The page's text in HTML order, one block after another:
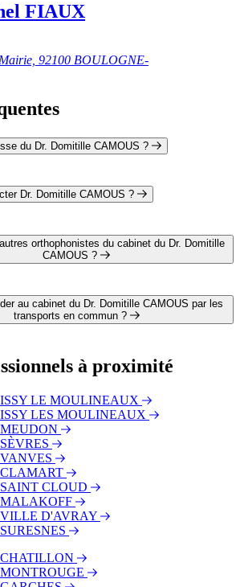
FIAUX
92100 BOULOGNE-
du Dr. Domitille CAMOUS ?
92100 BOULOGNE-BILLANCOURT
Dr. Domitille CAMOUS ?
05 95 21.
orthophonistes du cabinet du Dr. Domitille
CAMOUS ?
:
Michel FIAUX
au cabinet du Dr. Domitille CAMOUS par les
transports en commun ?
:
- La Tourelle
- Route de la Reine - Jean Jaurès
- Marcel Sembat
à proximité
ISSY LE MOULINEAUX
ISSY LES MOULINEAUX
CLAMART
CLOUD
MALAKOFF
VILLE D'AVRAY
CHATILLON